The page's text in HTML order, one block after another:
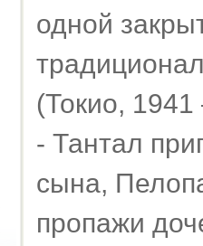
одной
(Токио,
- Тантал
сына,
пропажи